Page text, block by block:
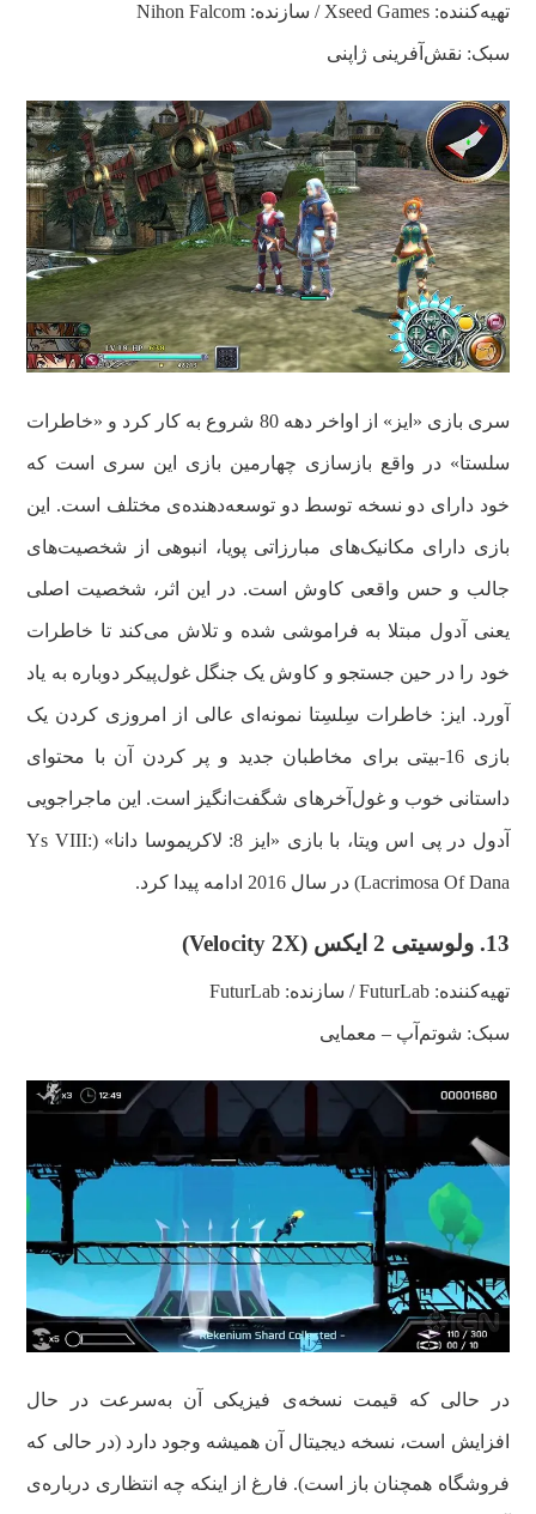
تهیه‌کننده: Xseed Games / سازنده: Nihon Falcom
سبک: نقش‌آفرینی ژاپنی
سری بازی‌ «ایز» از اواخر دهه 80 شروع به کار کرد و «خاطرات
سلستا» در واقع بازسازی چهارمین بازی این سری است که
خود دارای دو نسخه توسط دو توسعه‌دهنده‌ی مختلف است. این
بازی دارای مکانیک‌های مبارزاتی پویا، انبوهی از شخصیت‌های
جالب و حس واقعی کاوش است. در این اثر، شخصیت اصلی
یعنی آدول مبتلا به فراموشی شده و تلاش می‌کند تا خاطرات
خود را در حین جستجو و کاوش یک جنگل غول‌پیکر دوباره به یاد
آورد. ایز: خاطرات سِلسِتا نمونه‌ای عالی از امروزی کردن یک
بازی 16-بیتی برای مخاطبان جدید و پر کردن آن با محتوای
داستانی خوب و غول‌آخرهای شگفت‌انگیز است. این ماجراجویی
آدول در پی اس ویتا، با بازی «ایز 8: لاکریموسا دانا» (Ys VIII:
Lacrimosa Of Dana) در سال 2016 ادامه پیدا کرد.
13. ولوسیتی 2 ایکس ( Velocity 2X
)
تهیه‌کننده: FuturLab / سازنده: FuturLab
سبک: شوتم‌آپ – معمایی
در حالی که قیمت نسخه‌ی فیزیکی آن به‌سرعت در حال
افزایش است، نسخه دیجیتال آن همیشه وجود دارد (در حالی که
فروشگاه همچنان باز است). فارغ از اینکه چه انتظاری درباره‌ی